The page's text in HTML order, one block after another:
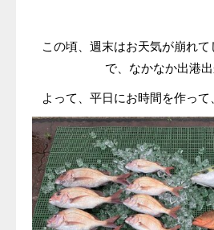
この頃、週末はお天気が崩れ
で、なかなか出港
よって、平日にお時間を作って